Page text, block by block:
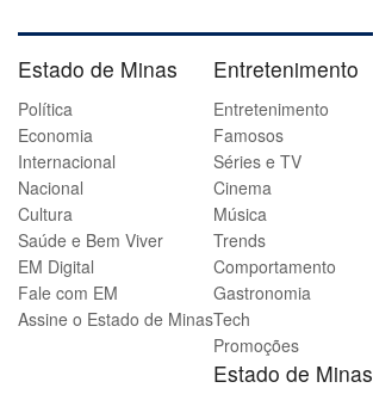
Estado de Minas
Política
Economia
Internacional
Nacional
Cultura
Saúde e Bem Viver
EM Digital
Fale com EM
Assine o Estado de Minas
Entretenimento
Entretenimento
Famosos
Séries e TV
Cinema
Música
Trends
Comportamento
Gastronomia
Tech
Promoções
Estado de Minas